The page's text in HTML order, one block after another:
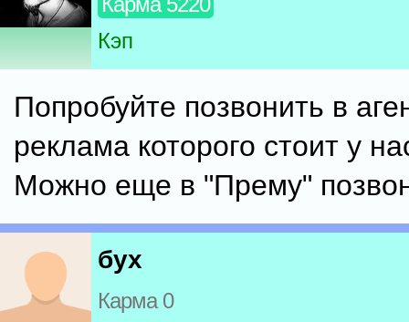
Кэп
Попробуйте позвонить в
реклама которого стоит у
Можно еще в "Прему"
бух
Карма 0